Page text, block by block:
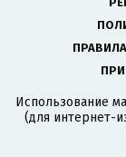
Использование
(для интернет-